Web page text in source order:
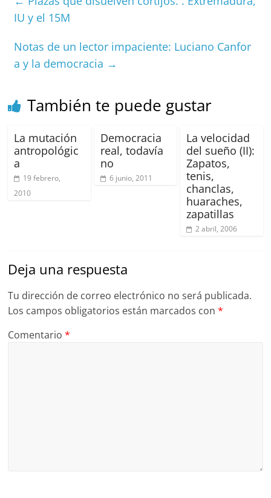
b
o
k
p
d
IU y el 15M
Notas de un lector impaciente: Luciano Canfor
a y la democracia →
También te puede gustar
La mutación
antropológic
a
19 febrero,
2010
Democracia
real, todavía
no
6 junio, 2011
La velocidad
del sueño (II):
Zapatos,
tenis,
chanclas,
huaraches,
zapatillas
2 abril, 2006
Deja una respuesta
Tu dirección de correo electrónico no será publicada.
Los campos obligatorios están marcados con*
Comentario*